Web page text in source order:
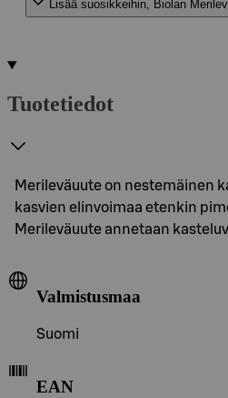
Lisää suosikkeihin, Biolan
Tuotetiedot
Merileväuute on nestemäinen
kasvien elinvoimaa etenkin
Merileväuute annetaan
Valmistusmaa
Suomi
EAN